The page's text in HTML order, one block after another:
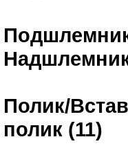
Полик/
полик (11)